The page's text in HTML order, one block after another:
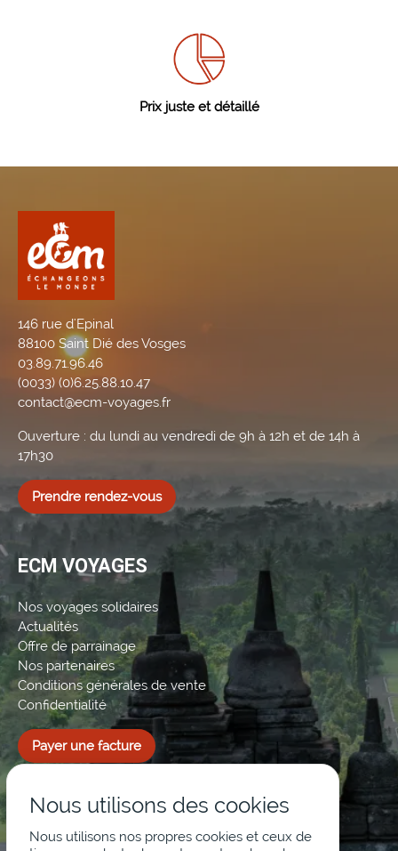
Prix juste et détaillé
146 rue d'Epinal
88100 Saint Dié des Vosges
03.89.71.96.46
(0033) (0)6.25.88.10.47
contact@ecm-voyages.fr
Ouverture : du lundi au vendredi de 9h à 12h et de 14h à
17h30
Prendre rendez-vous
ECM VOYAGES
Nos voyages solidaires
Actualités
Offre de parrainage
Nos partenaires
Conditions générales de vente
Confidentialité
Payer une facture
Nous utilisons des cookies
Nous utilisons nos propres cookies et ceux de